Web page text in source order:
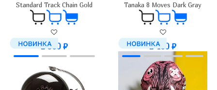
Standard Track Chain Gold
2 900 ₽
Tanaka 8 Moves Dark Gray
2 400₽